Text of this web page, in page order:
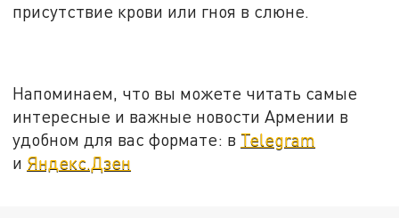
присутствие крови или гноя в слюне.
Напоминаем, что вы можете читать самые
интересные и важные новости Армении в
удобном для вас формате: в Telegram
и Яндекс.Дзен